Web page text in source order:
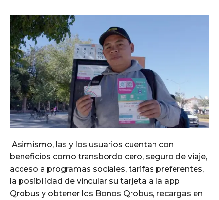
Asimismo, las y los usuarios cuentan con
beneficios como transbordo cero, seguro de viaje,
acceso a programas sociales, tarifas preferentes,
la posibilidad de vincular su tarjeta a la app
Qrobus y obtener los Bonos Qrobus, recargas en